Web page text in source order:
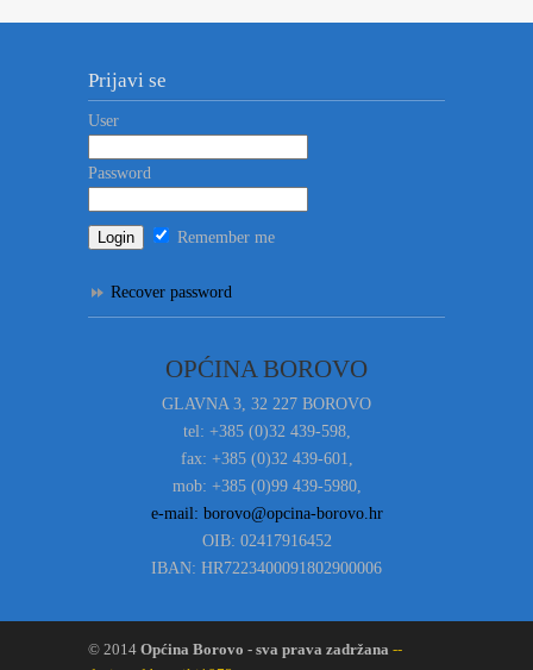
Prijavi se
User
Password
Remember me
Recover password
OPĆINA BOROVO
GLAVNA 3, 32 227 BOROVO
tel: +385 (0)32 439-598,
fax: +385 (0)32 439-601,
mob: +385 (0)99 439-5980,
e-mail: borovo@opcina-borovo.hr
OIB: 02417916452
IBAN: HR7223400091802900006
© 2014 Općina Borovo - sva prava zadržana --